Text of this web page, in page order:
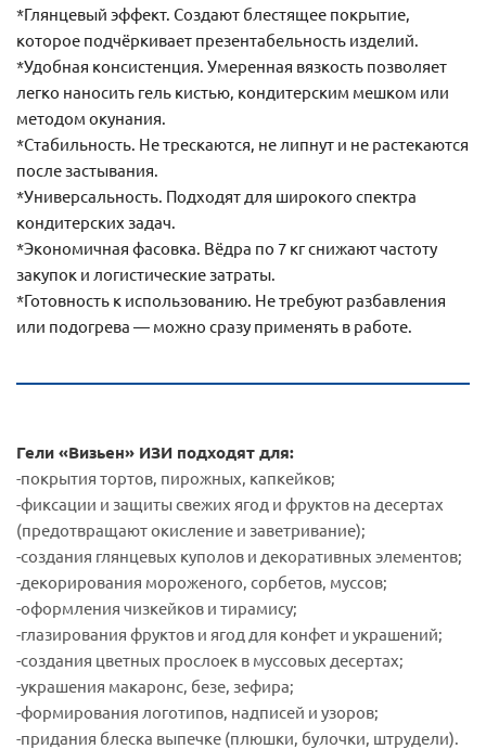
*Глянцевый эффект. Создают блестящее покрытие,
которое подчёркивает презентабельность изделий.
*Удобная консистенция. Умеренная вязкость позволяет
легко наносить гель кистью, кондитерским мешком или
методом окунания.
*Стабильность. Не трескаются, не липнут и не растекаются
после застывания.
*Универсальность. Подходят для широкого спектра
кондитерских задач.
*Экономичная фасовка. Вёдра по 7 кг снижают частоту
закупок и логистические затраты.
*Готовность к использованию. Не требуют разбавления
или подогрева — можно сразу применять в работе.
Гели «Визьен» ИЗИ подходят для:
-покрытия тортов, пирожных, капкейков;
-фиксации и защиты свежих ягод и фруктов на десертах
(предотвращают окисление и заветривание);
-создания глянцевых куполов и декоративных элементов;
-декорирования мороженого, сорбетов, муссов;
-оформления чизкейков и тирамису;
-глазирования фруктов и ягод для конфет и украшений;
-создания цветных прослоек в муссовых десертах;
-украшения макаронс, безе, зефира;
-формирования логотипов, надписей и узоров;
-придания блеска выпечке (плюшки, булочки, штрудели).